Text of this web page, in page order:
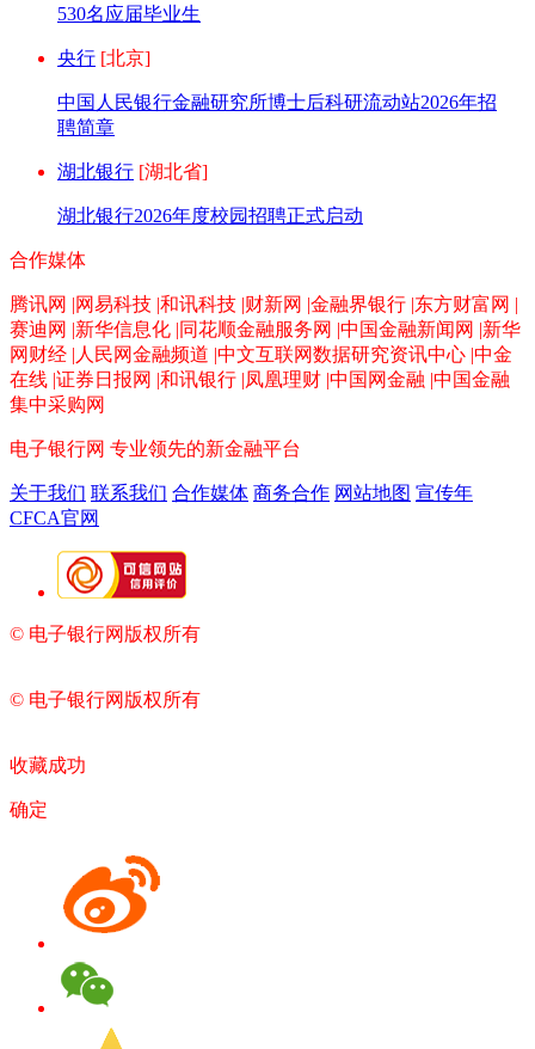
530名应届毕业生
央行 [北京]
中国人民银行金融研究所博士后科研流动站2026年招
聘简章
湖北银行 [湖北省]
湖北银行2026年度校园招聘正式启动
合作媒体
腾讯网 |网易科技 |和讯科技 |财新网 |金融界银行 |东方财富网 |
赛迪网 |新华信息化 |同花顺金融服务网 |中国金融新闻网 |新华
网财经 |人民网金融频道 |中文互联网数据研究资讯中心 |中金
在线 |证券日报网 |和讯银行 |凤凰理财 |中国网金融 |中国金融
集中采购网
电子银行网 专业领先的新金融平台
关于我们 联系我们 合作媒体 商务合作 网站地图 宣传年
CFCA官网
© 电子银行网版权所有
© 电子银行网版权所有
收藏成功
确定